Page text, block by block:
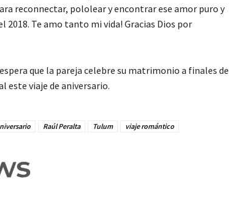
reconnectar, pololear y encontrar ese amor puro y
2018. Te amo tanto mi vida! Gracias Dios por
que la pareja celebre su matrimonio a finales de
este viaje de aniversario.
Raúl Peralta Tulum viaje romántico